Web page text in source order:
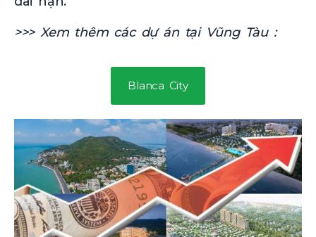
>>> Xem thêm các dự án tại Vũng Tàu :
Blanca City